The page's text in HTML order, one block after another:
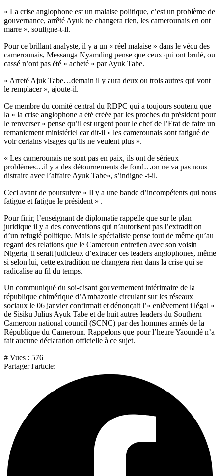
« La crise anglophone est un malaise politique, c’est un problème de
gouvernance, arrêté Ayuk ne changera rien, les camerounais en ont
marre », souligne-t-il.
Pour ce brillant analyste, il y a un « réel malaise » dans le vécu des
camerounais, Messanga Nyamding pense que ceux qui ont brulé, ou
cassé n’ont pas été « acheté » par Ayuk Tabe.
« Arreté Ajuk Tabe…demain il y aura deux ou trois autres qui vont
le remplacer », ajoute-il.
Ce membre du comité central du RDPC qui a toujours soutenu que
la « la crise anglophone a été créée par les proches du président pour
le renverser » pense qu’il est urgent pour le chef de l’Etat de faire un
remaniement ministériel car dit-il « les camerounais sont fatigué de
voir certains visages qu’ils ne veulent plus ».
« Les camerounais ne sont pas en paix, ils ont de sérieux
problèmes…il y a des détournements de fond…on ne va pas nous
distraire avec l’affaire Ayuk Tabe», s’indigne -t-il.
Ceci avant de poursuivre « Il y a une bande d’incompétents qui nous
fatigue et fatigue le président » .
Pour finir, l’enseignant de diplomatie rappelle que sur le plan
juridique il y a des conventions qui n’autorisent pas l’extradition
d’un refugié politique. Mais le spécialiste pense tout de même qu’au
regard des relations que le Cameroun entretien avec son voisin
Nigeria, il serait judicieux d’extrader ces leaders anglophones, même
si selon lui, cette extradition ne changera rien dans la crise qui se
radicalise au fil du temps.
Un communiqué du soi-disant gouvernement intérimaire de la
république chimérique d’Ambazonie circulant sur les réseaux
sociaux le 06 janvier confirmait et dénonçait l’« enlèvement illégal »
de Sisiku Julius Ayuk Tabe et de huit autres leaders du Southern
Cameroon national council (SCNC) par des hommes armés de la
République du Cameroun. Rappelons que pour l’heure Yaoundé n’a
fait aucune déclaration officielle à ce sujet.
# Vues : 576
Partager l'article: